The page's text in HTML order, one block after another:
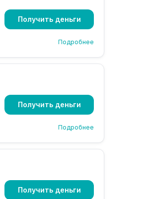
Получить деньги
Подробнее
Получить деньги
Подробнее
Получить деньги